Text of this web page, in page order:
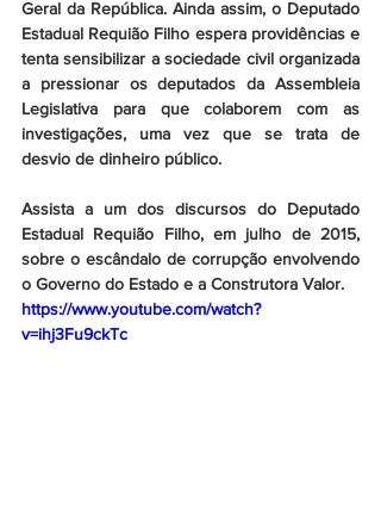
Geral da República. Ainda assim, o Deputado
Estadual Requião Filho espera providências e
tenta sensibilizar a sociedade civil organizada
a pressionar os deputados da Assembleia
Legislativa para que colaborem com as
investigações, uma vez que se trata de
desvio de dinheiro público.
Assista a um dos discursos do Deputado
Estadual Requião Filho, em julho de 2015,
sobre o escândalo de corrupção envolvendo
o Governo do Estado e a Construtora Valor.
https://www.youtube.com/watch?
v=ihj3Fu9ckTc